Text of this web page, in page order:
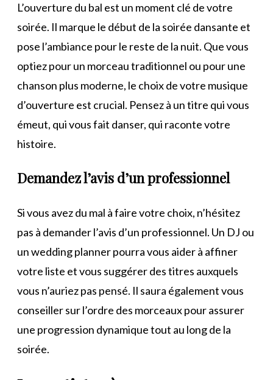
L’ouverture du bal est un moment clé de votre
soirée. Il marque le début de la soirée dansante et
pose l’ambiance pour le reste de la nuit. Que vous
optiez pour un morceau traditionnel ou pour une
chanson plus moderne, le choix de votre musique
d’ouverture est crucial. Pensez à un titre qui vous
émeut, qui vous fait danser, qui raconte votre
histoire.
Demandez l’avis d’un professionnel
Si vous avez du mal à faire votre choix, n’hésitez
pas à demander l’avis d’un professionnel. Un DJ ou
un wedding planner pourra vous aider à affiner
votre liste et vous suggérer des titres auxquels
vous n’auriez pas pensé. Il saura également vous
conseiller sur l’ordre des morceaux pour assurer
une progression dynamique tout au long de la
soirée.